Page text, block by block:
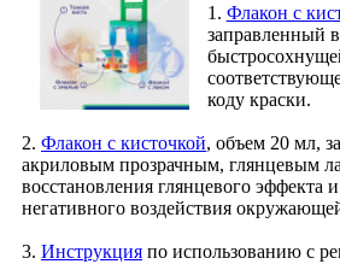
1. Флакон с
заправленный
коду краски.
2. Флакон с кисточкой, объем 20 мл,
акриловым прозрачным, глянцевым
восстановления глянцевого эффекта
негативного воздействия
3. Инструкция по использованию с